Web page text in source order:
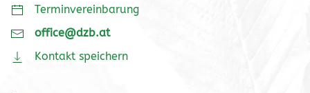
Terminvereinbarung
office@dzb.at
Kontakt speichern